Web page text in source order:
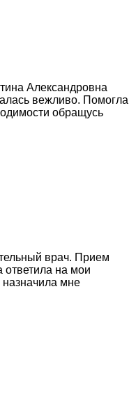
Александровна
вежливо. Помогла
обращусь
врач. Прием
ответила на мои
назначила мне